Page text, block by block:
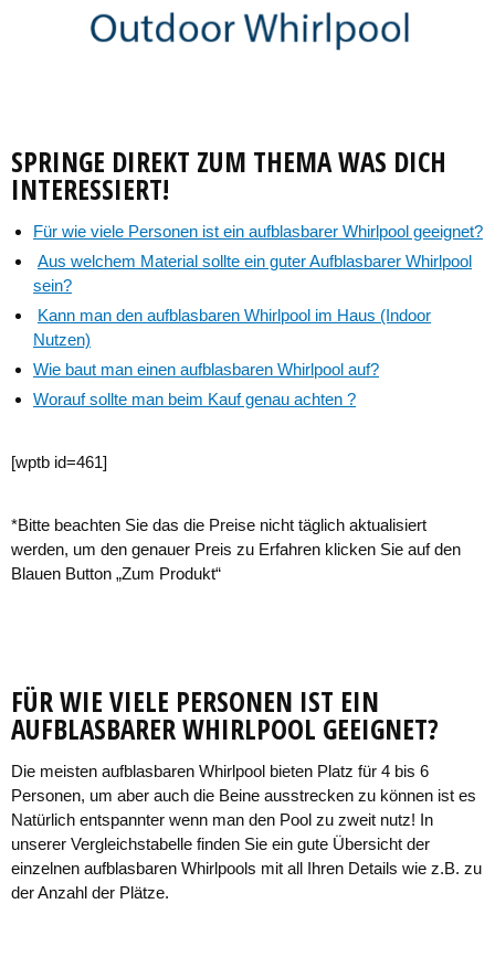
SPRINGE DIREKT ZUM THEMA WAS DICH
INTERESSIERT!
Für wie viele Personen ist ein aufblasbarer Whirlpool geeignet?
Aus welchem Material sollte ein guter Aufblasbarer Whirlpool
sein?
Kann man den aufblasbaren Whirlpool im Haus (Indoor
Nutzen)
Wie baut man einen aufblasbaren Whirlpool auf?
Worauf sollte man beim Kauf genau achten ?
[wptb id=461]
*Bitte beachten Sie das die Preise nicht täglich aktualisiert
werden, um den genauer Preis zu Erfahren klicken Sie auf den
Blauen Button „Zum Produkt“
FÜR WIE VIELE PERSONEN IST EIN
AUFBLASBARER WHIRLPOOL GEEIGNET?
Die meisten aufblasbaren Whirlpool bieten Platz für 4 bis 6
Personen, um aber auch die Beine ausstrecken zu können ist es
Natürlich entspannter wenn man den Pool zu zweit nutz! In
unserer Vergleichstabelle finden Sie ein gute Übersicht der
einzelnen aufblasbaren Whirlpools mit all Ihren Details wie z.B. zu
der Anzahl der Plätze.